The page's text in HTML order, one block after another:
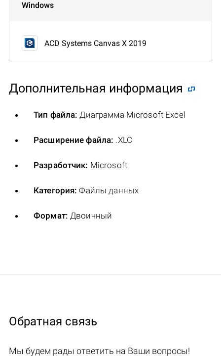
Windows
ACD Systems Canvas X 2019
Дополнительная информация
Тип файла: Диаграмма Microsoft Excel
Расширение файла: .XLC
Разработчик: Microsoft
Категория: Файлы данных
Формат: Двоичный
Обратная связь
Мы будем рады ответить на Ваши вопросы!